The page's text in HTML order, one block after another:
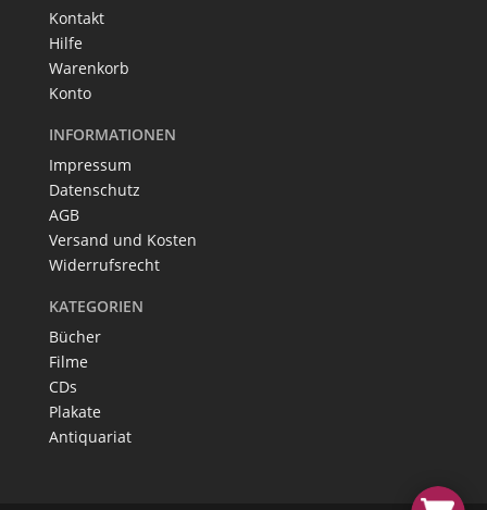
Kontakt
Hilfe
Warenkorb
Konto
INFORMATIONEN
Impressum
Datenschutz
AGB
Versand und Kosten
Widerrufsrecht
KATEGORIEN
Bücher
Filme
CDs
Plakate
Antiquariat